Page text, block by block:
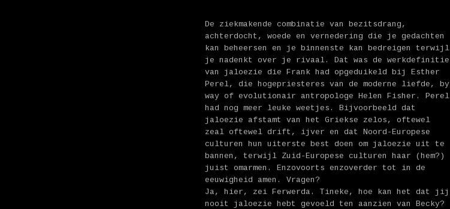
De ziekmakende combinatie van bezitsdrang,
achterdocht, woede en vernedering die je gedachten
kan beheersen en je binnenste kan bedreigen terwijl
je nadenkt over je rivaal. Dat was de werkdefinitie
van jaloezie die Frank had opgeduikeld bij Esther
Perel, die hogepriesteres van de moderne liefde, by
way of evolutionair antropologe Helen Fisher. Perel
had nog meer leuke weetjes. Bijvoorbeeld dat
jaloezie afstamt van het Griekse zelos, oftewel
zeal oftewel drift, ijver en dat Noord-Europese
culturen hun uiterste best doen om jaloezie uit te
bannen, terwijl Zuid-Europese culturen haar (hem?)
juist omarmen. Enzovoorts enzoverder tot in de
eeuwigheid amen. Vragen?
Ja, hier, zei Ferwerda. Tineke, hoe kan het dat jij
nooit jaloezie hebt gevoeld ten aanzien van Becky?